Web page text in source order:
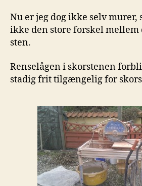
Nu er jeg dog ikke selv murer,
ikke den store forskel mellem
sten.
Renselågen i skorstenen
stadig frit tilgængelig for